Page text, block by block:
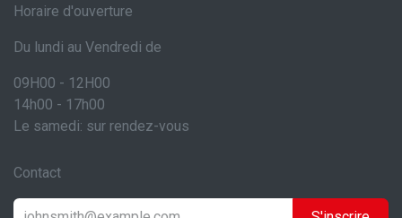
Horaire d'ouverture
Du lundi au Vendredi de
09H00 - 12H00
14h00 - 17h00
Le samedi: sur rendez-vous
Contact